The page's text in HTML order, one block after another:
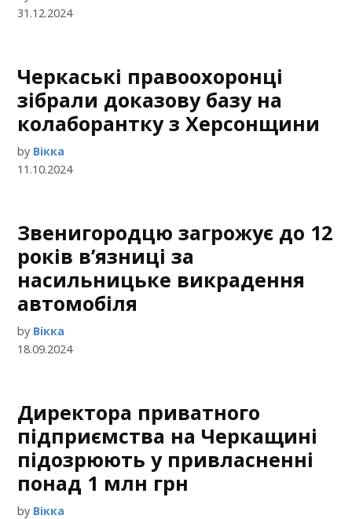
31.12.2024
Черкаські правоохоронці
зібрали доказову базу на
колаборантку з Херсонщини
by Вікка
11.10.2024
Звенигородцю загрожує до 12
років в’язниці за
насильницьке викрадення
автомобіля
by Вікка
18.09.2024
Директора приватного
підприємства на Черкащині
підозрюють у привласненні
понад 1 млн грн
by Вікка